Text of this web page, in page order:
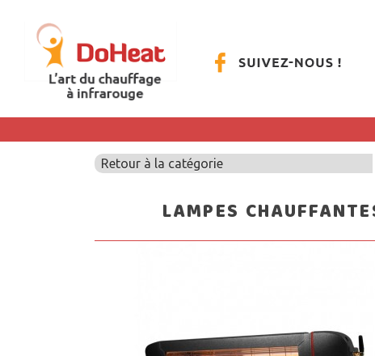
Retour à la catégorie
LAMPES